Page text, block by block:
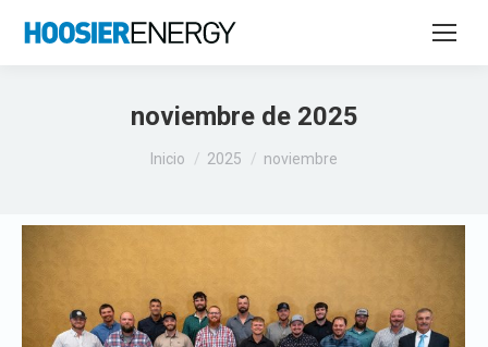
noviembre de 2025
Estás aquí:
Inicio 2025 noviembre